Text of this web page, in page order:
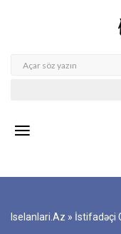
Iselanlari.az » İstifadəçi